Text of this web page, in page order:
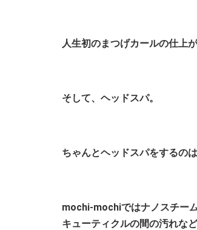
人生初のまつげカールの仕上
そして、ヘッドスパ。
ちゃんとヘッドスパをするの
mochi-mochiではナノスチー
キューティクルの間の汚れな